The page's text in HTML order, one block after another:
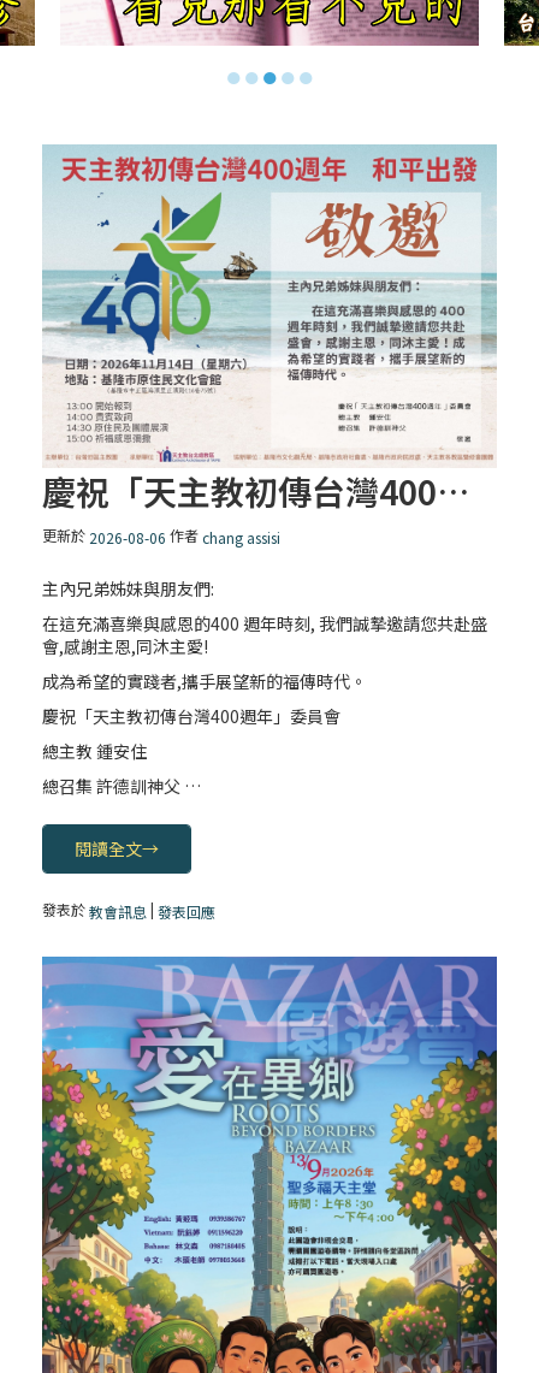
【信仰之旅】第十三集：「天主十誡(上)」
—金毓瑋 神父
【信仰之旅】第十二集：「聖母、聖人」—
高樂祈 修女
【信仰之旅】第十一集：「教 會」(推廣片)
【信仰之旅】第十一集：「教 會」—林必能
神父
【信仰之旅】第十集：「逾越奧蹟」— 錢玲
珠老師
(5)黃敏正主教帶你做「四旬期避靜」—【逾
越的智慧】：完美的喜樂
(4)黃敏正主教帶你做「四旬期避靜」—【逾
越的智慧】：聖方濟的逾越善表—與痲瘋病
人相遇
(3)黃敏正主教帶你做「四旬期避靜」—【逾
越的智慧】：耶穌的三大奧蹟
(2)黃敏正主教帶你做「四旬期避靜」—【逾
越的智慧】：七項齋戒的意義與益處
【信仰之旅】第九集：「如果你的痛苦比快
(1)黃敏正主教帶你做「四旬期避靜」—【逾
越的智慧】：聖方濟的靈修，「不占為己
有」
【信仰之旅】第八集：「耶穌為什麼降生到
人世」—高樂祈修女
2025/10/10【萬物讚頌頌歌 – 太陽與生態音
樂會】紀念聖方濟與已逝教宗方濟各（中）
2025/10/10【萬物讚頌頌歌 – 太陽與生態音
樂會】紀念聖方濟與已逝教宗方濟各（下）
●●●●●
慶祝「天主教初傳台灣400週年」和平出發
更新於 2026-08-06 作者chang assisi
主內兄弟姊妹與朋友們:
在這充滿喜樂與感恩的400 週年時刻, 我們誠摯邀請您共赴盛
會,感謝主恩,同沐主愛!
成為希望的實踐者,攜手展望新的福傳時代。
慶祝「天主教初傳台灣400週年」委員會
總主教 鍾安住
總召集 許德訓神父 …
閱讀全文→
發表於教會訊息|發表回應